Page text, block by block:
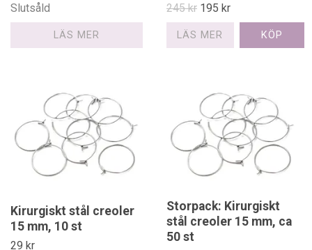
Slutsåld
LÄS MER
245 kr 195 kr
LÄS MER
Kirurgiskt stål creoler
15 mm, 10 st
29 kr
Storpack: Kirurgiskt
stål creoler 15 mm, ca
50 st